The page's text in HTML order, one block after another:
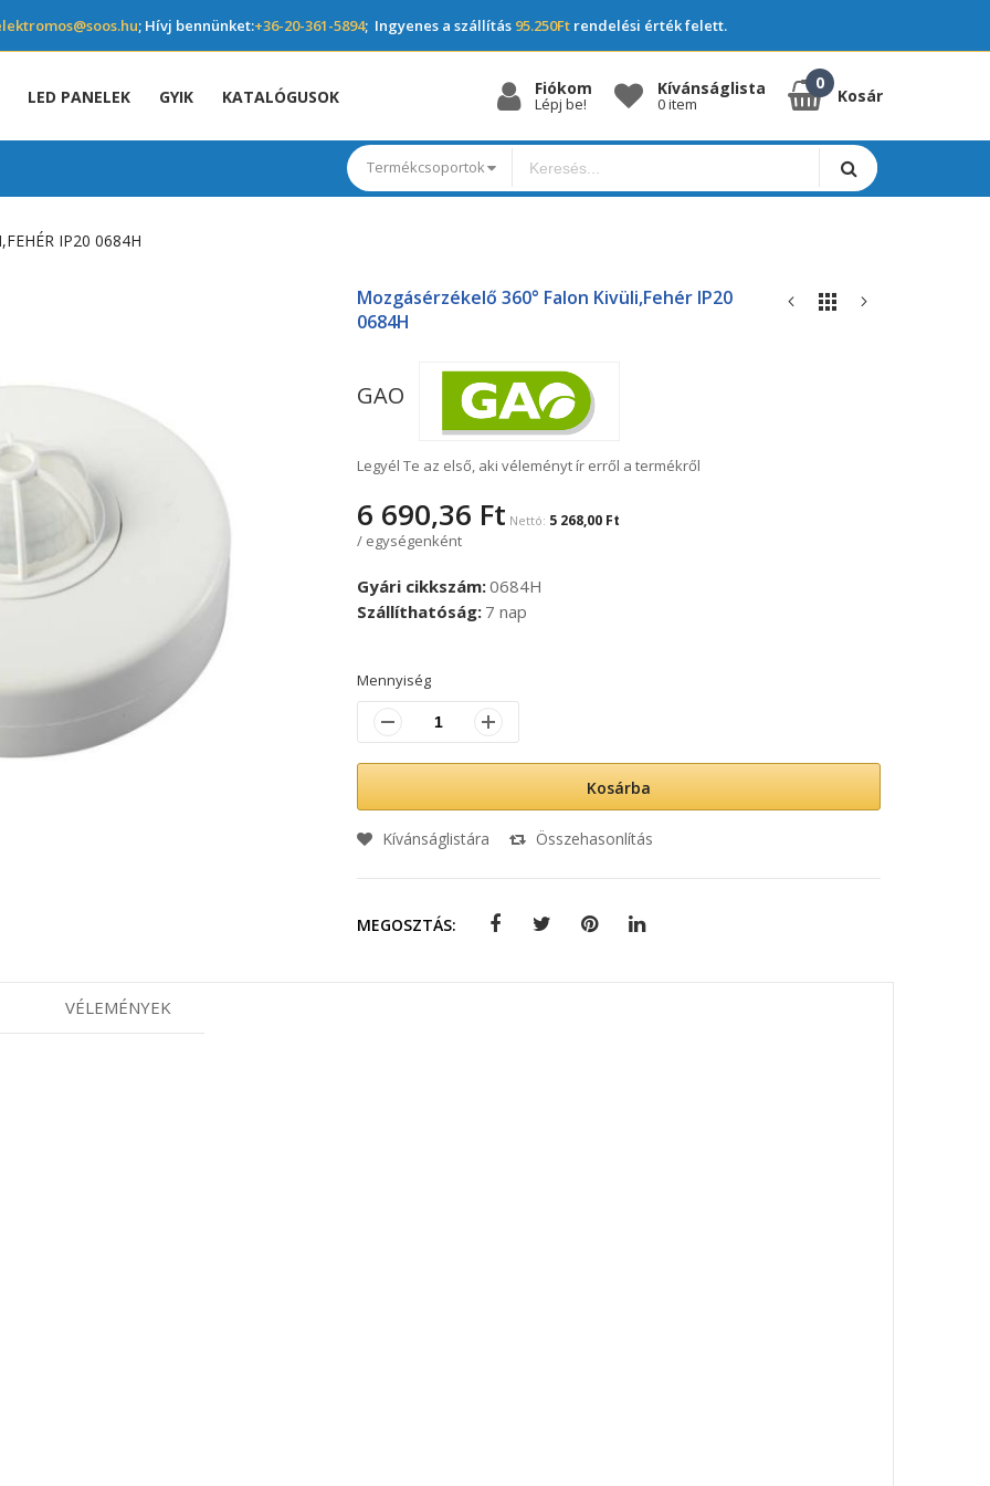
; Hívj bennünket:+36-20-361-5894; Ingyenes a szállítás 95.250Ft rendelési érték felett.
LED PANELEK GYIK KATALÓGUSOK Fiókom
Lépj be!
Kívánságlista
0 item Kosár
Termékcsoportok
IP20 0684H
Mozgásérzékelő 360° Falon Kivüli,fehér IP20
0684H
GAO
Legyél Te az első, aki véleményt ír erről a termékről
6 690,36 Ft 5 268,00 Ft
/ egységenként
Gyári cikkszám 0684H
Szállíthatóság 7 nap
Mennyiség
Kosárba
Kívánságlistára Összehasonlítás
MEGOSZTÁS:
VÉLEMÉNYEK